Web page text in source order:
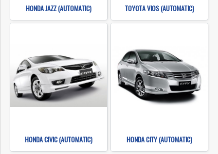
HONDA JAZZ (AUTOMATIC) TOYOTA VIOS (AUTOMATIC)
HONDA CIVIC (AUTOMATIC) HONDA CITY (AUTOMATIC)